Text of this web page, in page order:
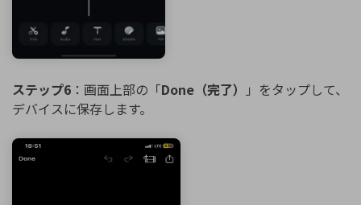
ステップ6 ：画面上部の「Done（完了）
」をタップして、
デバイスに保存します。